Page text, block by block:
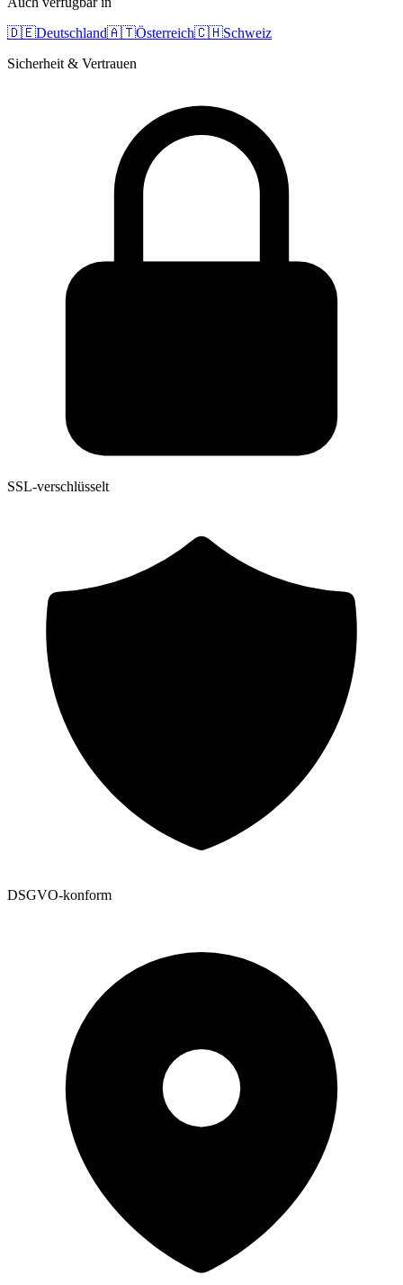
🇩🇪Deutschland🇦🇹Österreich🇨🇭Schweiz
Sicherheit & Vertrauen
SSL-verschlüsselt
DSGVO-konform